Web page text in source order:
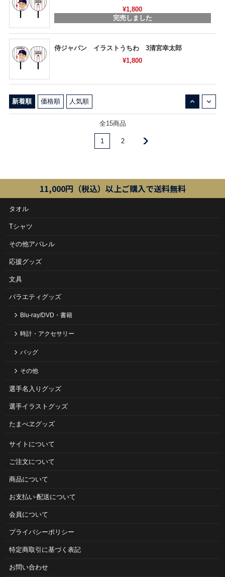
¥1,800
完売しました
侍ジャパン イラストうちわ 3清宮幸太郎
¥1,800
新着順 価格順 人気順
全15商品
1 2
11,000円（税込）以上ご購入で送料無料
タオル
Tシャツ
その他アパレル
応援グッズ
文具
バラエティグッズ
Blu-ray/DVD・書籍
時計・アクセサリー
バッグ
その他
選手名入りグッズ
選手イラストグッズ
たまべヱグッズ
サイトについて
ご注⽂について
商品について
お⽀払い‧配送について
会員について
プライバシーポリシー
特定商取引に基づく表記
お問い合わせ